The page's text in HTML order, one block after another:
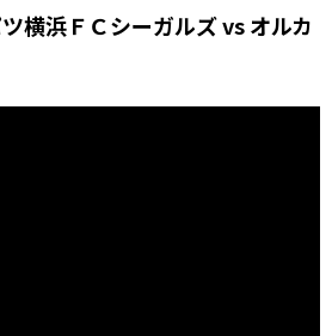
横浜ＦＣシーガルズ vs オルカ